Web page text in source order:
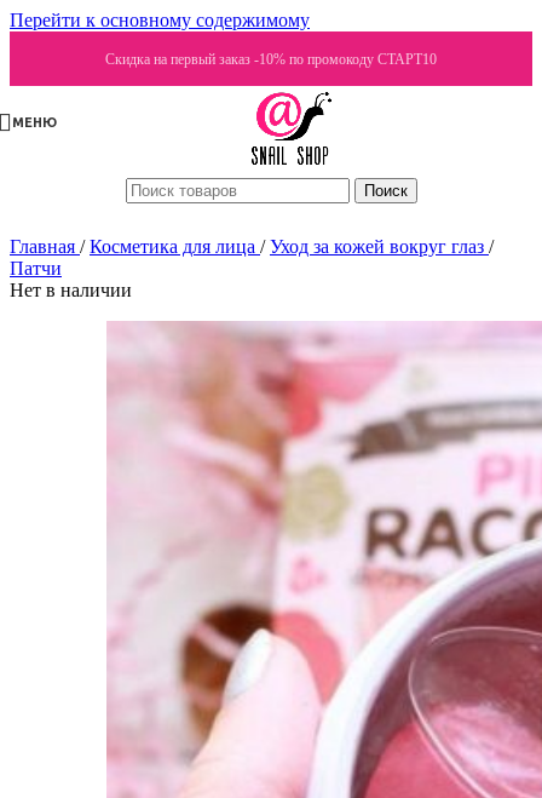
Перейти к основному содержимому
Скидка на первый заказ -10% по промокоду СТАРТ10
МЕНЮ
Поиск
Главная / Косметика для лица / Уход за кожей вокруг глаз /
Патчи
Нет в наличии